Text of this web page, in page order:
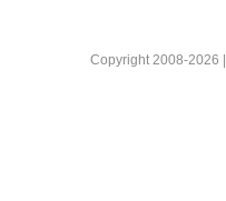
Copyright 2008-2026